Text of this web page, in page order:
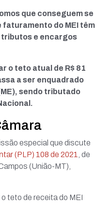
que conseguem se
faturamento do MEI têm
e encargos
o teto atual de R$ 81
a ser enquadrado
sendo tributado
especial que discute
(PLP) 108 de 2021
, de
(União-MT),
teto de receita do MEI